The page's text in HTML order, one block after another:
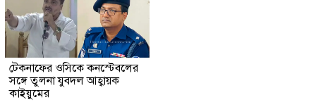
টেকনাফের ওসিকে কনস্টেবলের
সঙ্গে তুলনা যুবদল আহ্বায়ক
কাইয়ুমের